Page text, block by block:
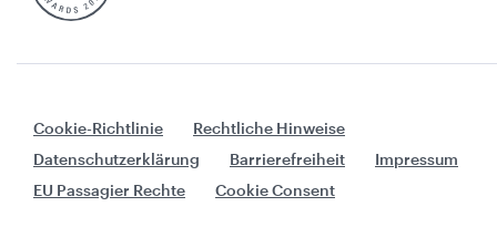
Cookie-Richtlinie
Rechtliche Hinweise
Datenschutzerklärung
Barrierefreiheit
Impressum
EU Passagier Rechte
Cookie Consent